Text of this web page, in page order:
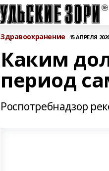
Здравоохранение 15 АПРЕЛЯ
Каким
период
Роспотребнадзор